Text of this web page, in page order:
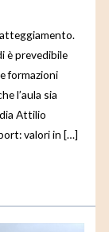
è prevedibile
formazioni
l’aula sia
Attilio
valori in […]